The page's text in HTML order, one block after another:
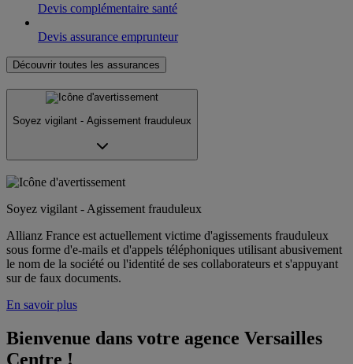
Devis complémentaire santé
Devis assurance emprunteur
Découvrir toutes les assurances
Soyez vigilant - Agissement frauduleux
Soyez vigilant - Agissement frauduleux
Allianz France est actuellement victime d'agissements frauduleux
sous forme d'e-mails et d'appels téléphoniques utilisant abusivement
le nom de la société ou l'identité de ses collaborateurs et s'appuyant
sur de faux documents.
En savoir plus
Bienvenue dans votre agence Versailles
Centre !